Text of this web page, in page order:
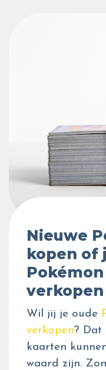
Nieuwe
kopen of
verkopen
Wil jij je oude
verkopen? Dat
kaarten
waard zijn.